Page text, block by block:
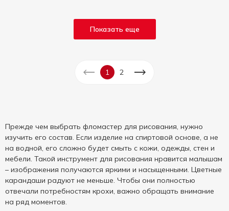
Показать еще
1 2
Прежде чем выбрать фломастер для рисования, нужно
изучить его состав. Если изделие на спиртовой основе, а не
на водной, его сложно будет смыть с кожи, одежды, стен и
мебели. Такой инструмент для рисования нравится малышам
– изображения получаются яркими и насыщенными. Цветные
карандаши радуют не меньше. Чтобы они полностью
отвечали потребностям крохи, важно обращать внимание
на ряд моментов.